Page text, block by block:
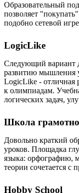
Образовательный
позволяет
подобно сетевой
LogicLike
Следующий вариант
развитию мышления
LogicLike - отличная
к олимпиадам.
логических задач,
Школа
Довольно краткий
уроков. Площадка
языка: орфографию,
теории сочетается с
Hobby School